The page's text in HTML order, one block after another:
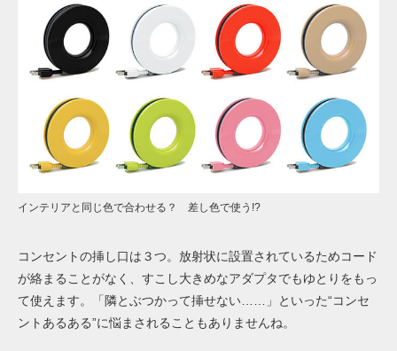
インテリアと同じ色で合わせる？ 差し色で使う!?
コンセントの挿し口は３つ。放射状に設置されているためコード
が絡まることがなく、すこし大きめなアダプタでもゆとりをもっ
て使えます。「隣とぶつかって挿せない……」といった“コンセ
ントあるある”に悩まされることもありませんね。